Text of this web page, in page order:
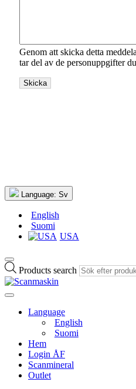
Genom att skicka detta
tar del av de personuppgifter
Language: Sv
English
Suomi
USA
Products search
Language
English
Suomi
Hem
Login ÅF
Scanmineral
Outlet